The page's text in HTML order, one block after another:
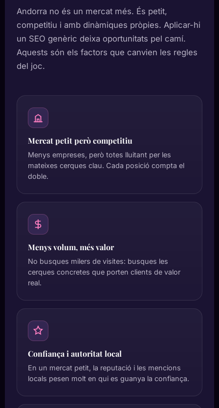
Andorra no és un mercat més. És petit,
competitiu i amb dinàmiques pròpies. Aplicar-hi
un SEO genèric deixa oportunitats pel camí.
Aquests són els factors que canvien les regles
del joc.
Mercat petit però competitiu
Menys empreses, però totes lluitant per les
mateixes cerques clau. Cada posició compta el
doble.
Menys volum, més valor
No busques milers de visites: busques les
cerques concretes que porten clients de valor
real.
Confiança i autoritat local
En un mercat petit, la reputació i les mencions
locals pesen molt en qui es guanya la confiança.